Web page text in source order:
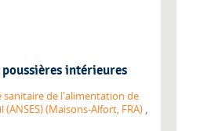
intérieures
sanitaire de l'alimentation de
(Maisons-Alfort, FRA) ,